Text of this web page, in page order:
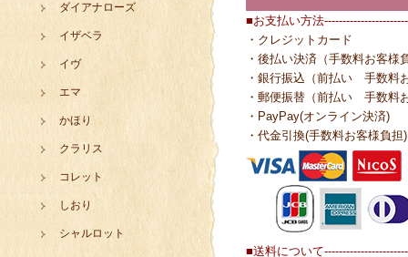
■お支払い方法
・クレジットカード
・後払い決済（手数料お客様
・銀行振込（前払い 手数料
・郵便振替（前払い 手数料
・PayPay(オンライン決済)
・代金引換(手数料お客様負担)
■送料について
ダイアナローズ
イザベラ
イヴ
エマ
かほり
クラリス
コレット
しおり
シャルロット